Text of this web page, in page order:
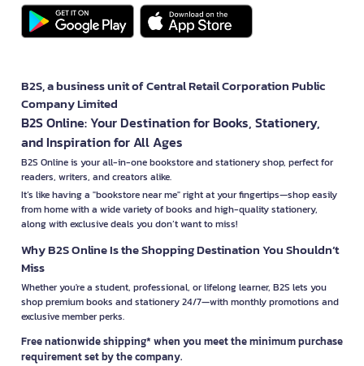
B2S, a business unit of Central Retail Corporation Public
Company Limited
B2S Online: Your Destination for Books, Stationery,
and Inspiration for All Ages
B2S Online is your all-in-one bookstore and stationery shop, perfect for
readers, writers, and creators alike.
It’s like having a "bookstore near me" right at your fingertips—shop easily
from home with a wide variety of books and high-quality stationery,
along with exclusive deals you don’t want to miss!
Why B2S Online Is the Shopping Destination You Shouldn’t
Miss
Whether you're a student, professional, or lifelong learner, B2S lets you
shop premium books and stationery 24/7—with monthly promotions and
exclusive member perks.
Free nationwide shipping* when you meet the minimum purchase
requirement set by the company.